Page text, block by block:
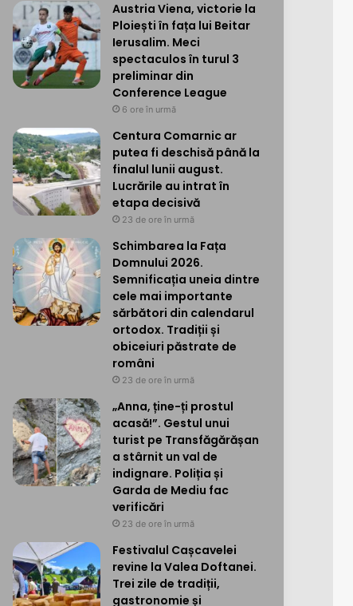
Austria Viena, victorie la
Ploiești în fața lui Beitar
Ierusalim. Meci
spectaculos în turul 3
preliminar din
Conference League
6 ore în urmă
Centura Comarnic ar
putea fi deschisă până la
finalul lunii august.
Lucrările au intrat în
etapa decisivă
23 de ore în urmă
Schimbarea la Fața
Domnului 2026.
Semnificația uneia dintre
cele mai importante
sărbători din calendarul
ortodox. Tradiții și
obiceiuri păstrate de
români
23 de ore în urmă
„Anna, ține-ți prostul
acasă!”. Gestul unui
turist pe Transfăgărășan
a stârnit un val de
indignare. Poliția și
Garda de Mediu fac
verificări
23 de ore în urmă
Festivalul Cașcavelei
revine la Valea Doftanei.
Trei zile de tradiții,
gastronomie și